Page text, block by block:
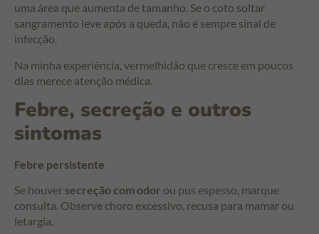
uma área que aumenta de tamanho. Se o coto soltar
sangramento leve após a queda, não é sempre sinal de
infecção.
Na minha experiência, vermelhidão que cresce em poucos
dias merece atenção médica.
Febre, secreção e outros
sintomas
Febre persistente
Se houver secreção com odor ou pus espesso, marque
consulta. Observe choro excessivo, recusa para mamar ou
letargia.